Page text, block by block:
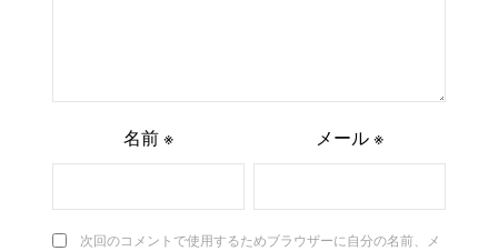
名前※ メール ※
次回のコメントで使用するためブラウザーに自分の名前、メ